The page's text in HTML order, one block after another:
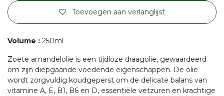
Toevoegen aan verlanglijst
Volume : 250ml
Zoete amandelolie is een tijdloze draagolie, gewaardeerd
om zijn diepgaande voedende eigenschappen. De olie
wordt zorgvuldig koudgeperst om de delicate balans van
vitamine A, E, B1, B6 en D, essentiële vetzuren en krachtige